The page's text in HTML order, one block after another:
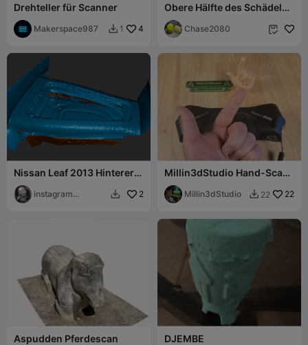
Drehteller für Scanner
Makerspace987  1 4
Obere Hälfte des Schädels
aus einem echten Scan
Chase2080 
Nissan Leaf 2013 Hinterer
Fußraum des
Fahrgastraums 3D-Scan
instagram
 2
Millin3dStudio Hand-Scan
Kostenlos nutzbar!
Millin3dStudio  22 22
Aspudden Pferdescan DJEMBE